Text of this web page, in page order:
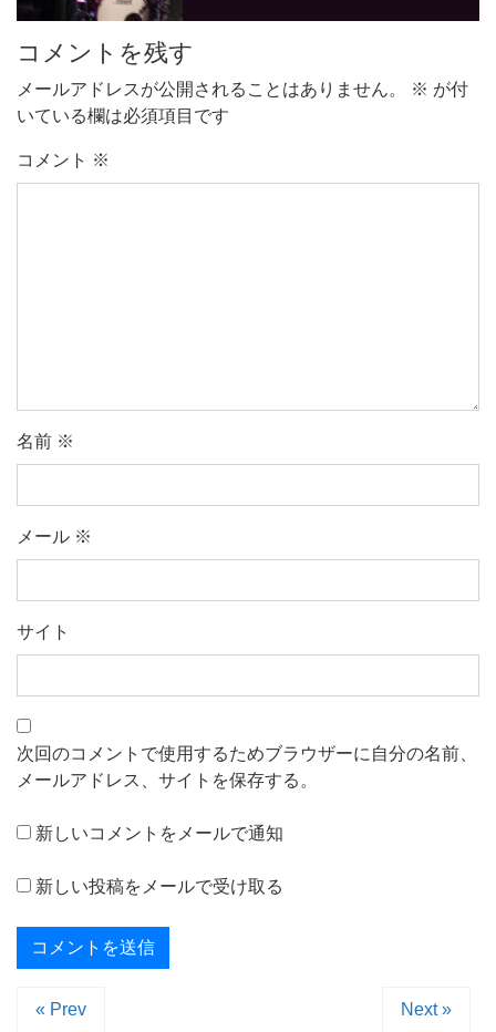
コメントを残す
メールアドレスが公開されることはありません。 ※ が付
いている欄は必須項目です
コメント ※
名前 ※
メール ※
サイト
次回のコメントで使用するためブラウザーに自分の名前、
メールアドレス、サイトを保存する。
新しいコメントをメールで通知
新しい投稿をメールで受け取る
« Prev Next »